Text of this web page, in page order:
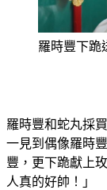
羅時豐下跪
羅時豐和蛇丸採
一見到偶像羅時
豐，更下跪獻上
人真的好帥！」